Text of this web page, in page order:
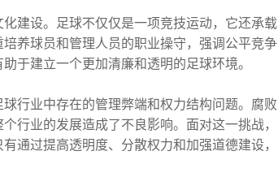
建设。足球不仅仅是一项竞技运动，它还承载
养球员和管理人员的职业操守，强调公平竞争
于建立一个更加清廉和透明的足球环境。
行业中存在的管理弊端和权力结构问题。腐败
行业的发展造成了不良影响。面对这一挑战，
通过提高透明度、分散权力和加强道德建设，